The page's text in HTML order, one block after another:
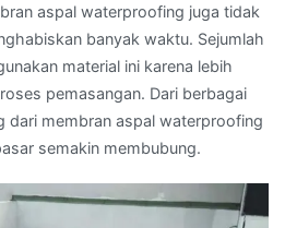
aspal waterproofing juga tidak
banyak waktu. Sejumlah
material ini karena lebih
pemasangan. Dari berbagai
dari membran aspal waterproofing
semakin membubung.